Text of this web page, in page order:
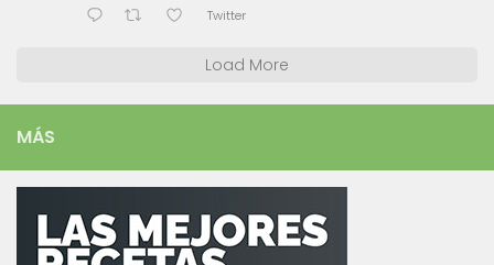
Twitter
Load More
MÁS